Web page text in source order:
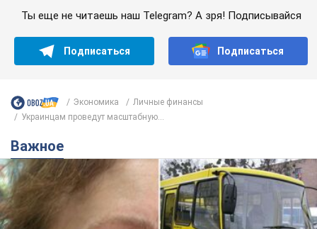
Ты еще не читаешь наш Telegram? А зря! Подписывайся
Подписаться Подписаться
Экономика
Личные финансы
Украинцам проведут масштабную...
Важное